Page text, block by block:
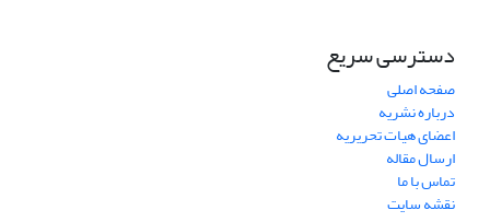
دسترسی سریع
صفحه اصلی
درباره نشریه
اعضای هیات تحریریه
ارسال مقاله
تماس با ما
نقشه سایت